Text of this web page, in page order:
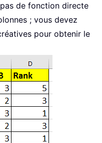
de fonction directe
; vous devez
pour obtenir le